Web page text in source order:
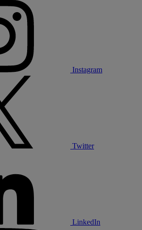
Instagram
Twitter
LinkedIn